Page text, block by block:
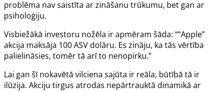
problēma nav saistīta ar zināšanu trūkumu, bet gan ar
psiholoģiju.
Visbiežākā investoru nožēla ir apmēram šāda: ““Apple”
akcija maksāja 100 ASV dolāru. Es zināju, ka tās vērtība
palielināsies, tomēr tā arī to nenopirku.”
Lai gan šī nokavētā vilciena sajūta ir reāla, būtībā tā ir
ilūzija. Akciju tirgus atrodas nepārtrauktā dinamikā ar